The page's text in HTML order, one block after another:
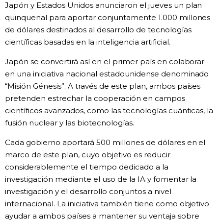
Guía de Japón
Vídeos e imágenes
En profundidad
Más
Datos de Japón
Fragmentos de Japón
Gente
Japón y Estados Unidos anunciaron el jueves un plan
quinquenal para aportar conjuntamente 1.000 millones
de dólares destinados al desarrollo de tecnologías
científicas basadas en la inteligencia artificial.
Japón se convertirá así en el primer país en colaborar
en una iniciativa nacional estadounidense denominado
“Misión Génesis”. A través de este plan, ambos países
pretenden estrechar la cooperación en campos
científicos avanzados, como las tecnologías cuánticas, la
fusión nuclear y las biotecnologías.
Cada gobierno aportará 500 millones de dólares en el
marco de este plan, cuyo objetivo es reducir
considerablemente el tiempo dedicado a la
investigación mediante el uso de la IA y fomentar la
investigación y el desarrollo conjuntos a nivel
internacional. La iniciativa también tiene como objetivo
ayudar a ambos países a mantener su ventaja sobre